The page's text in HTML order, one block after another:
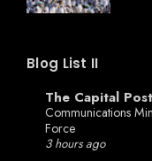
Blog List II
The Capital Post
Communications
Force
3 hours ago